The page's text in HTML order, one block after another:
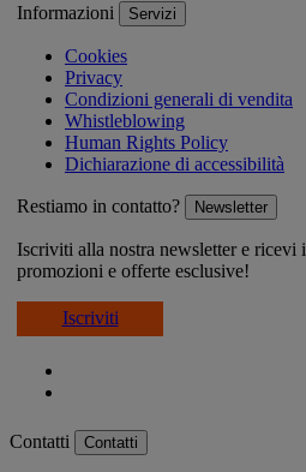
Informazioni Servizi
Cookies
Privacy
Condizioni generali di vendita
Whistleblowing
Human Rights Policy
Dichiarazione di accessibilità
Restiamo in contatto? Newsletter
Iscriviti alla nostra newsletter e ricevi
promozioni e offerte esclusive!
Iscriviti
Contatti Contatti